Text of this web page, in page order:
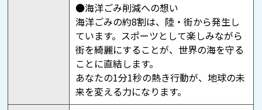
●海洋ごみ削減への想い
海洋ごみの約8割は、陸・街から発生し
ています。スポーツとして楽しみながら
街を綺麗にすることが、世界の海を守る
ことに直結します。
あなたの1分1秒の熱き行動が、地球の未
来を変える力になります。